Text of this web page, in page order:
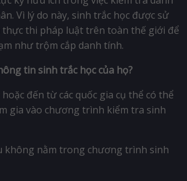
Vì lý do này, sinh trắc học được sử
thực thi pháp luật trên toàn thế giới để
như trộm cắp danh tính.
tin sinh trắc học của họ?
đến từ các quốc gia cụ thể có thể
gia vào chương trình kiểm tra sinh
không nằm trong chương trình sinh